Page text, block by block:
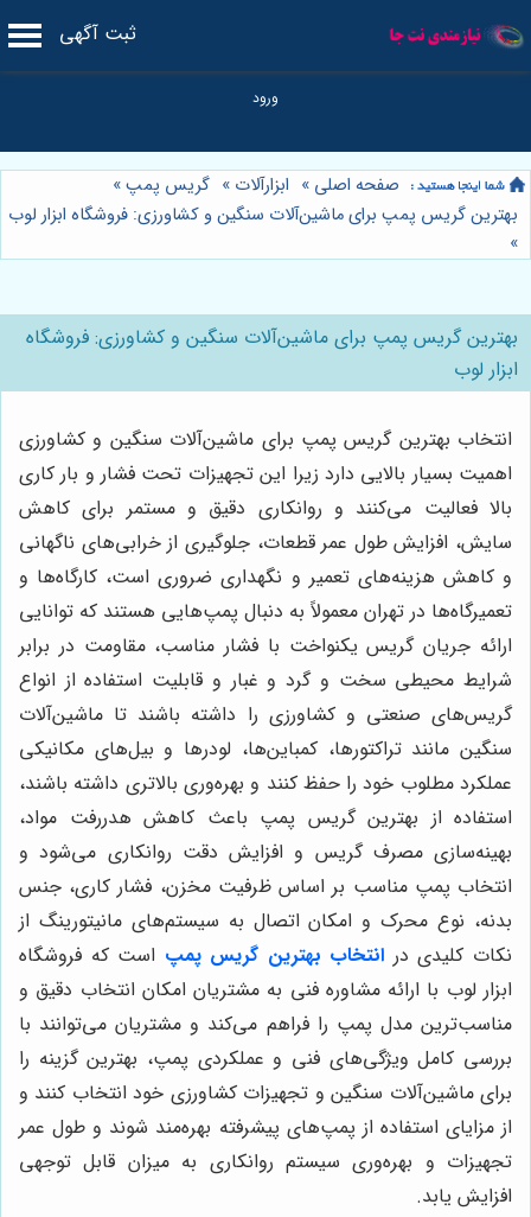
ثبت آگهی
صفحه اصلی » ابزارآلات » گریس پمپ»
بهترین گریس پمپ برای ماشین‌آلات سنگین و کشاورزی: فروشگاه ابزار لوب
»
بهترین گریس پمپ برای ماشین‌آلات سنگین و کشاورزی: فروشگاه
ابزار لوب
انتخاب بهترین گریس پمپ برای ماشین‌آلات سنگین و کشاورزی
اهمیت بسیار بالایی دارد زیرا این تجهیزات تحت فشار و بار کاری
بالا فعالیت می‌کنند و روانکاری دقیق و مستمر برای کاهش
سایش، افزایش طول عمر قطعات، جلوگیری از خرابی‌های ناگهانی
و کاهش هزینه‌های تعمیر و نگهداری ضروری است، کارگاه‌ها و
تعمیرگاه‌ها در تهران معمولاً به دنبال پمپ‌هایی هستند که توانایی
ارائه جریان گریس یکنواخت با فشار مناسب، مقاومت در برابر
شرایط محیطی سخت و گرد و غبار و قابلیت استفاده از انواع
گریس‌های صنعتی و کشاورزی را داشته باشند تا ماشین‌آلات
سنگین مانند تراکتورها، کمباین‌ها، لودرها و بیل‌های مکانیکی
عملکرد مطلوب خود را حفظ کنند و بهره‌وری بالاتری داشته باشند،
استفاده از بهترین گریس پمپ باعث کاهش هدررفت مواد،
بهینه‌سازی مصرف گریس و افزایش دقت روانکاری می‌شود و
انتخاب پمپ مناسب بر اساس ظرفیت مخزن، فشار کاری، جنس
بدنه، نوع محرک و امکان اتصال به سیستم‌های مانیتورینگ از
نکات کلیدی در انتخاب بهترین گریس پمپ است که فروشگاه
ابزار لوب با ارائه مشاوره فنی به مشتریان امکان انتخاب دقیق و
مناسب‌ترین مدل پمپ را فراهم می‌کند و مشتریان می‌توانند با
بررسی کامل ویژگی‌های فنی و عملکردی پمپ، بهترین گزینه را
برای ماشین‌آلات سنگین و تجهیزات کشاورزی خود انتخاب کنند و
از مزایای استفاده از پمپ‌های پیشرفته بهره‌مند شوند و طول عمر
تجهیزات و بهره‌وری سیستم روانکاری به میزان قابل توجهی
افزایش یابد.